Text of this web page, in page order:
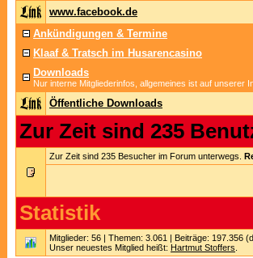
www.facebook.de
Ankündigungen & Termine
Klaaf & Tratsch im Husarencasino
Downloads
Nur interne Mitgliederinfos, allgemeines ist auf unserer
Öffentliche Downloads
Zur Zeit sind 235
Zur Zeit sind 235 Besucher im Forum unterwegs.
Statistik
Mitglieder: 56 | Themen: 3.061 | Beiträge: 197.356
Unser neuestes Mitglied heißt: Hartmut Stoffers